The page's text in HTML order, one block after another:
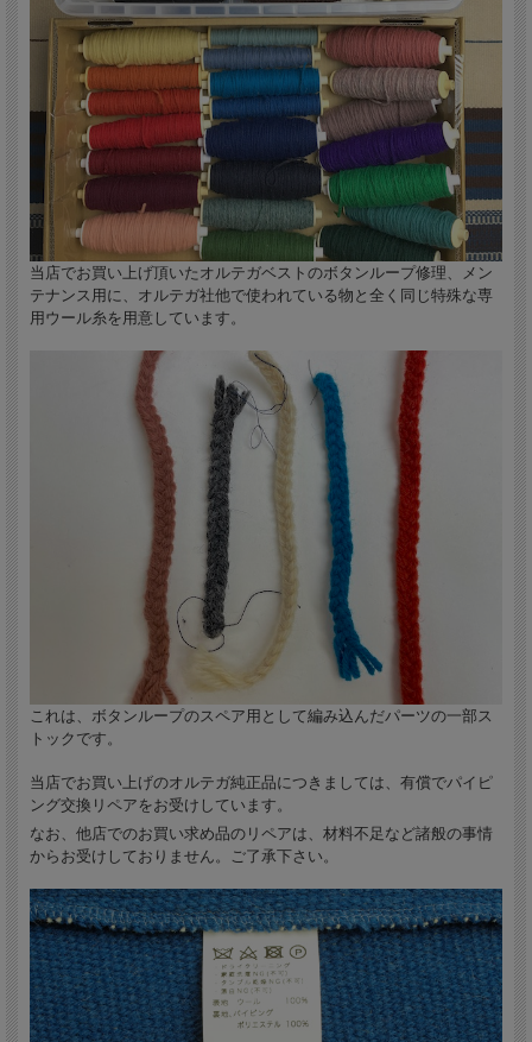
当店でお買い上げ頂いたオルテガベストのボタンループ修理、メン
テナンス用に、オルテガ社他で使われている物と全く同じ特殊な専
用ウール糸を用意しています。
これは、ボタンループのスペア用として編み込んだパーツの一部ス
トックです。
当店でお買い上げのオルテガ純正品につきましては、有償でパイピ
ング交換リペアをお受けしています。
なお、他店でのお買い求め品のリペアは、材料不足など諸般の事情
からお受けしておりません。ご了承下さい。